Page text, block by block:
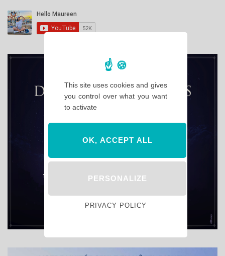
This site uses cookies and gives
you control over what you want
to activate
OK, ACCEPT ALL
PERSONALIZE
PRIVACY POLICY